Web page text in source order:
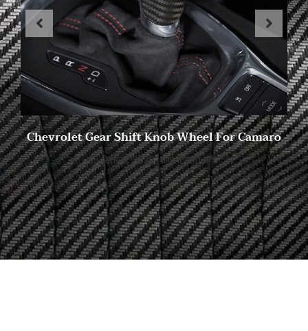
Chevrolet Gear Shift Knob Wheel For Camaro
5 सितम्बर, 2022 कोई टिप्पणी नहीं